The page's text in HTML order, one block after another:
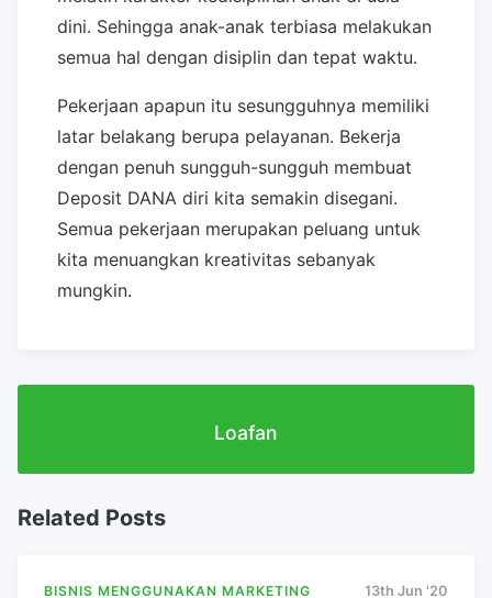
dini. Sehingga anak-anak terbiasa melakukan
semua hal dengan disiplin dan tepat waktu.
Pekerjaan apapun itu sesungguhnya memiliki
latar belakang berupa pelayanan. Bekerja
dengan penuh sungguh-sungguh membuat
Deposit DANA diri kita semakin disegani.
Semua pekerjaan merupakan peluang untuk
kita menuangkan kreativitas sebanyak
mungkin.
Loafan
Related Posts
BISNIS MENGGUNAKAN MARKETING 13th Jun '20